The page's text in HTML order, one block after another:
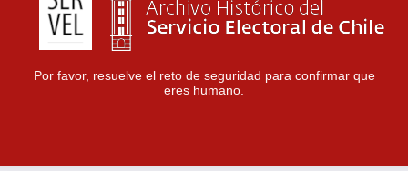
Por favor, resuelve el reto de seguridad para confirmar que
eres humano.